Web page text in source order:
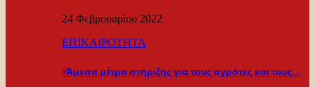
24 Φεβρουαρίου 2022
ΕΠΙΚΑΙΡΟΤΗΤΑ
«Άμεσα μέτρα στήριξης για τους αγρότες και τους…